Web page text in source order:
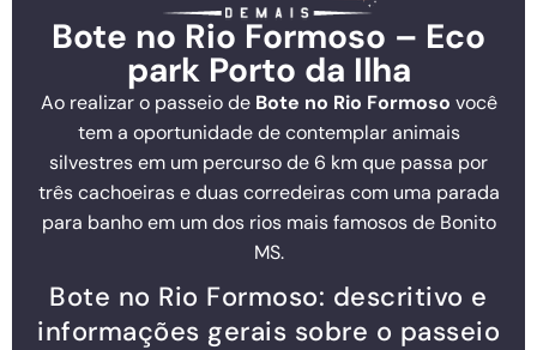
Bote no Rio Formoso – Eco
park Porto da Ilha
Ao realizar o passeio de Bote no Rio Formoso você
tem a oportunidade de contemplar animais
silvestres em um percurso de 6 km que passa por
três cachoeiras e duas corredeiras com uma parada
para banho em um dos rios mais famosos de Bonito
MS.
Bote no Rio Formoso: descritivo e
informações gerais sobre o passeio